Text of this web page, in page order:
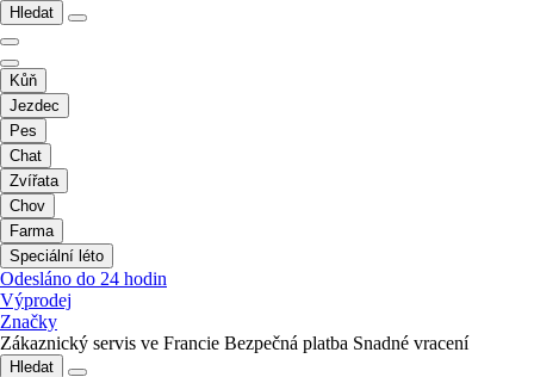
Hledat
Kůň
Jezdec
Pes
Chat
Zvířata
Chov
Farma
Speciální léto
Odesláno do 24 hodin
Výprodej
Značky
Zákaznický servis ve Francie Bezpečná platba Snadné vracení
Hledat